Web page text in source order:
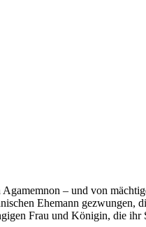
– und von
Ehemann gezwungen,
Frau und Königin, die